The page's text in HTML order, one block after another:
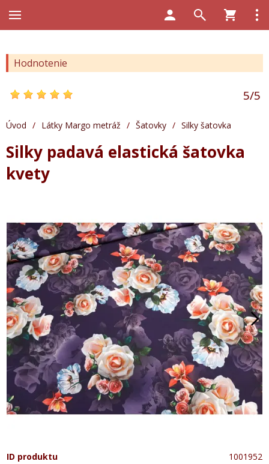
Hodnotenie
5/5
Úvod / Látky Margo metráž / Šatovky / Silky šatovka
Silky padavá elastická šatovka
kvety
ID produktu 1001952